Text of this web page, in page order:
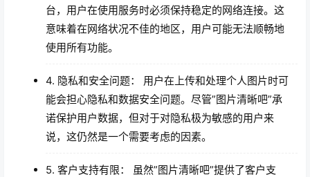
台，用户在使用服务时必须保持稳定的网络连接。这
意味着在网络状况不佳的地区，用户可能无法顺畅地
使用所有功能。
4. 隐私和安全问题： 用户在上传和处理个人图片时可
能会担心隐私和数据安全问题。尽管”图片清晰吧”承
诺保护用户数据，但对于对隐私极为敏感的用户来
说，这仍然是一个需要考虑的因素。
5. 客户支持有限： 虽然”图片清晰吧”提供了客户支